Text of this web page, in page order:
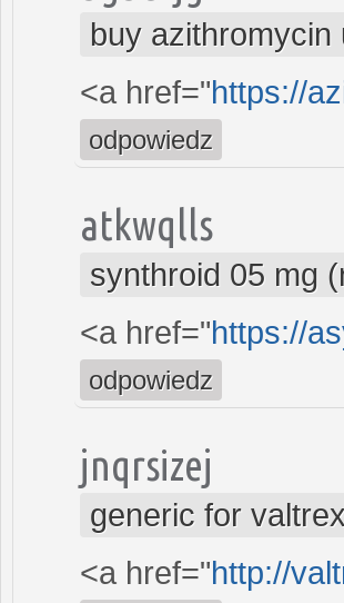
buy
<a href="https://
odpowiedz
atkwqlls
synthroid 05 mg
<a href="https://
odpowiedz
jnqrsizej
generic for
<a href="http://